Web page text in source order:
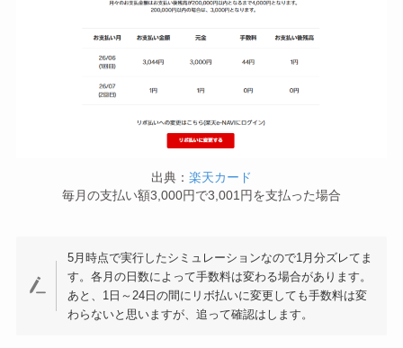
出典： 楽天カード
毎月の支払い額3,000円で3,001円を支払った場合
5月時点で実行したシミュレーションなので1月分ズレてま
す。各月の日数によって手数料は変わる場合があります。
あと、1日～24日の間にリボ払いに変更しても手数料は変
わらないと思いますが、追って確認はします。